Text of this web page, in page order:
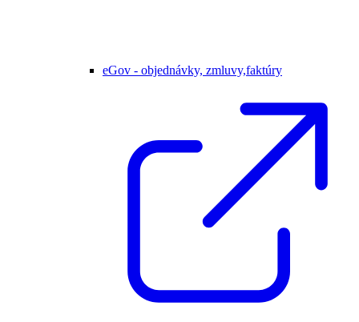
eGov - objednávky, zmluvy,faktúry